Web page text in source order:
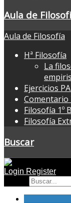
Aula de
Aula de Filosofía
Hª Filosofía
La
Ejercicios
Comentario
Filosofía 1º
Filosofía
Buscar
Login Register